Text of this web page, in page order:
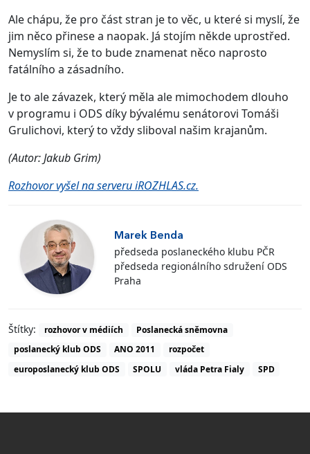
Ale chápu, že pro část stran je to věc, u které si myslí, že
jim něco přinese a naopak. Já stojím někde uprostřed.
Nemyslím si, že to bude znamenat něco naprosto
fatálního a zásadního.
Je to ale závazek, který měla ale mimochodem dlouho
v programu i ODS díky bývalému senátorovi Tomáši
Grulichovi, který to vždy sliboval našim krajanům.
(Autor: Jakub Grim)
Rozhovor vyšel na serveru iROZHLAS.cz.
Marek Benda
předseda poslaneckého klubu PČR
předseda regionálního sdružení ODS
Praha
Štítky: rozhovor v médiích
Poslanecká sněmovna
poslanecký klub ODS
ANO 2011
rozpočet
europoslanecký klub ODS
SPOLU vláda Petra Fialy SPD